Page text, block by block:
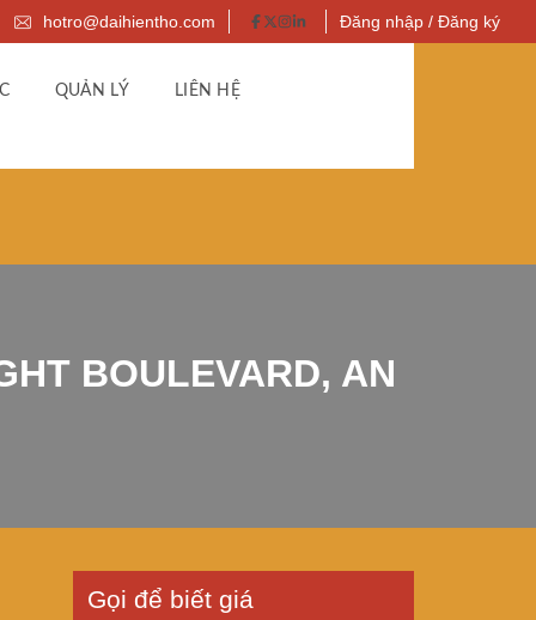
hotro@daihientho.com Đăng nhập / Đăng ký
QUẢN LÝ LIÊN HỆ
BOULEVARD, AN
Gọi để biết giá